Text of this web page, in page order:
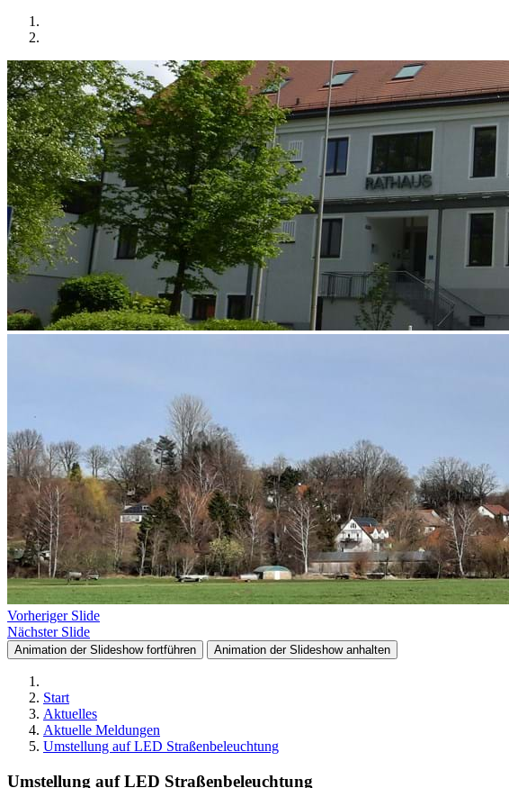
Vorheriger Slide
Nächster Slide
Animation der Slideshow fortführen Animation der Slideshow anhalten
Start
Aktuelles
Aktuelle Meldungen
Umstellung auf LED Straßenbeleuchtung
Umstellung auf LED Straßenbeleuchtung